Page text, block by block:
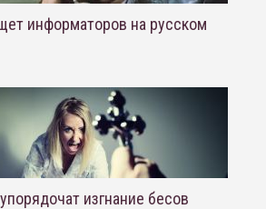
информаторов на русском
изгнание бесов